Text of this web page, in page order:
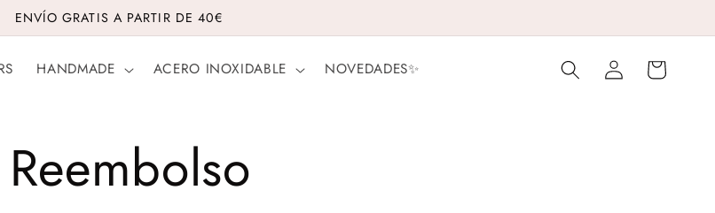
ENVÍO GRATIS A PARTIR DE 40€
HANDMADE ACERO INOXIDABLE NOVEDADES✨
Log
in
Cart